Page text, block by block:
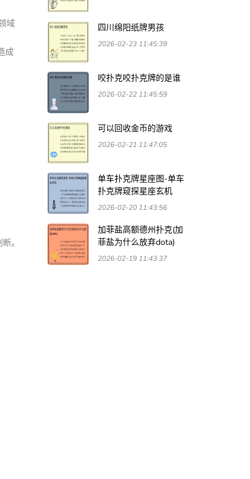
域
成
。
四川绵阳纸牌男孩
2026-02-23 11:45:39
咬扑克咬扑克牌的是谁
2026-02-22 11:45:59
可以回收金币的游戏
2026-02-21 11:47:05
单车扑克牌星座图-单车
扑克牌窥探星座玄机
2026-02-20 11:43:56
加菲盐高额德州扑克(加
菲盐为什么放弃dota)
2026-02-19 11:43:37